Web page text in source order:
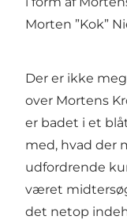
Morten ”Kok”
Der er ikke
over Mortens
er badet i et
med, hvad der
udfordrende
været
det netop